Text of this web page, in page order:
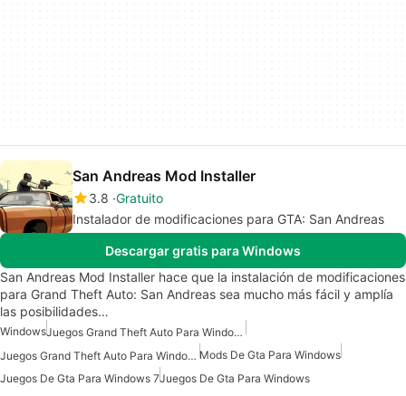
San Andreas Mod Installer
3.8 Gratuito
Instalador de modificaciones para GTA: San Andreas
Descargar gratis para Windows
San Andreas Mod Installer hace que la instalación de modificaciones
para Grand Theft Auto: San Andreas sea mucho más fácil y amplía
las posibilidades…
Windows
Juegos Grand Theft Auto Para Windows
Juegos Grand Theft Auto Para Windows 7 Mods De Gta Para Windows
Juegos De Gta Para Windows 7Juegos De Gta Para Windows